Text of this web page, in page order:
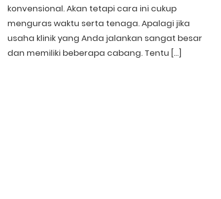
konvensional. Akan tetapi cara ini cukup
menguras waktu serta tenaga. Apalagi jika
usaha klinik yang Anda jalankan sangat besar
dan memiliki beberapa cabang. Tentu […]